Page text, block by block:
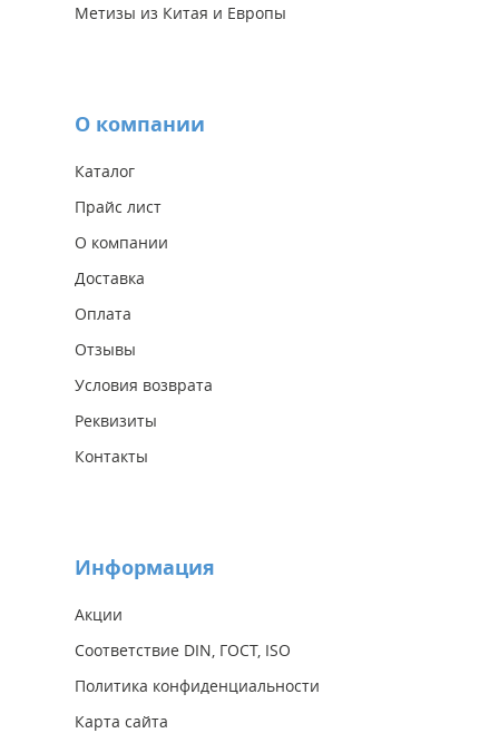
Метизы из Китая и Европы
О компании
Каталог
Прайс лист
О компании
Доставка
Оплата
Отзывы
Условия возврата
Реквизиты
Контакты
Информация
Акции
Соответствие DIN, ГОСТ, ISO
Политика конфиденциальности
Карта сайта